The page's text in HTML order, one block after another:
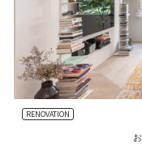
RENOVATION